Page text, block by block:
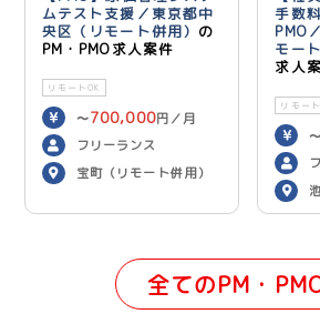
ムテスト支援／東京都中
央区（リモート併用） の
PM・PMO求人案件
リモートOK
〜700,000円／月
フリーランス
宝町（リモート併用）
手数
PMO
モー
求人
リモー
〜
全てのPM・